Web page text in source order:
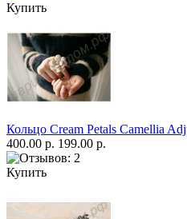
Купить
Кольцо Cream Petals Camellia
400.00 р. 199.00 р.
Купить